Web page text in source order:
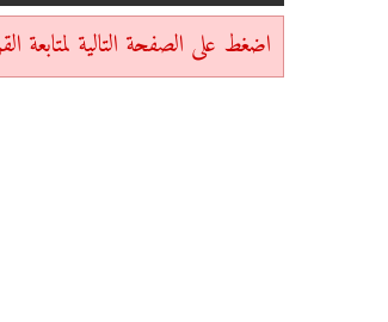
اضغط على الصفحة التالية لمتابعة